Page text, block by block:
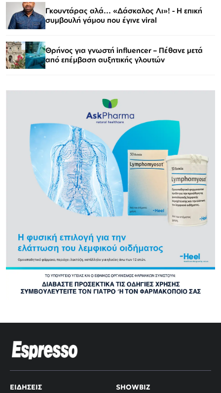
Γκουντάρας αλά... «Δάσκαλος Λι»! - Η επική
συμβουλή γάμου που έγινε viral
Θρήνος για γνωστή influencer – Πέθανε μετά
από επέμβαση αυξητικής γλουτών
ΕΙΔΉΣΕΙΣ SHOWBIZ